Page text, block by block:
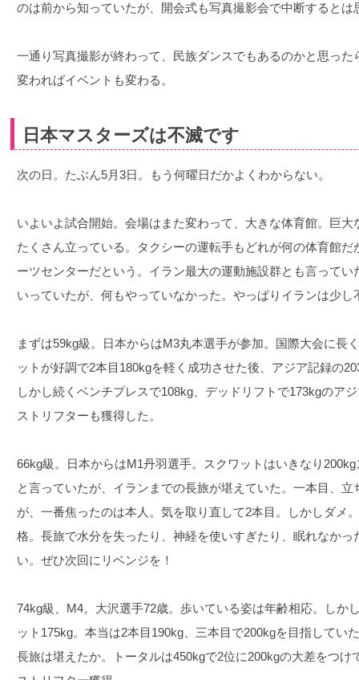
のは前から知っていたが、開会式も写真撮影会で中断するとは
一通り写真撮影が終わって、民族ダンスでもあるのかと思っ
変わればイベントも変わる。
日本マスターズは不滅です
次の日。たぶん5月3日。もう何曜日だかよくわからない。
いよいよ試合開始。会場はまた変わって、大きな体育館。巨
たくさん立っている。タクシーの運転手もどれが何の体育館
ーツセンターだという。イラン最大の運動施設群とも言って
いっていたが、何もやっていなかった。やっぱりイランは少し
まずは59kg級。日本からはM3丸本選手が参加。国際大会に長
ットが好調で2本目180kgを軽く成功させた後、アジア記録の
しかし続くベンチプレスで108kg、デッドリフトで173kgのア
ストリフターも獲得した。
66kg級。日本からはM1丹羽選手。スクワットはいきなり
と言っていたが、イランまでの長旅が堪えていた。一本目、
が、一番焦ったのは本人。気を取り直して2本目。しかしダメ
格。長旅で水分を失ったり、神経を使いすぎたり、眠れなか
い。ぜひ次回にリベンジを！
74kg級、M4。大沢選手72歳。歩いている姿は年齢相応。しか
ット175kg。本当は2本目190kg、三本目で200kgを目指してい
長旅は堪えたか。トータルは450kgで2位に200kgの大差をつ